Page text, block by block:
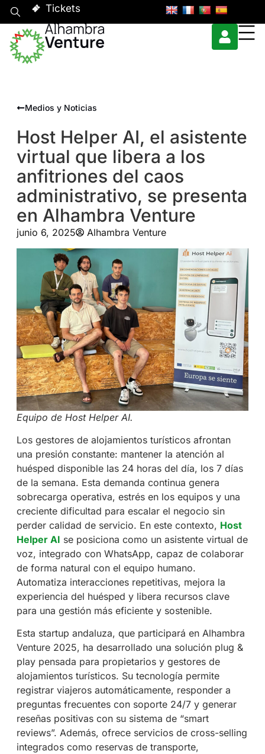
Tickets
Medios y Noticias
Host Helper AI, el asistente
virtual que libera a los
anfitriones del caos
administrativo, se presenta
en Alhambra Venture
junio 6, 2025 Alhambra Venture
Equipo de Host Helper AI.
Los gestores de alojamientos turísticos afrontan
una presión constante: mantener la atención al
huésped disponible las 24 horas del día, los 7 días
de la semana. Esta demanda continua genera
sobrecarga operativa, estrés en los equipos y una
creciente dificultad para escalar el negocio sin
perder calidad de servicio. En este contexto, Host
Helper AI se posiciona como un asistente virtual de
voz, integrado con WhatsApp, capaz de colaborar
de forma natural con el equipo humano.
Automatiza interacciones repetitivas, mejora la
experiencia del huésped y libera recursos clave
para una gestión más eficiente y sostenible.
Esta startup andaluza, que participará en Alhambra
Venture 2025, ha desarrollado una solución plug &
play pensada para propietarios y gestores de
alojamientos turísticos. Su tecnología permite
registrar viajeros automáticamente, responder a
preguntas frecuentes con soporte 24/7 y generar
reseñas positivas con su sistema de “smart
reviews”. Además, ofrece servicios de cross-selling
integrados como reservas de transporte,